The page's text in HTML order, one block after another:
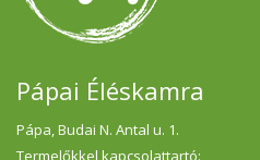
Pápai Éléskamra
Pápa, Budai N. Antal u. 1.
Termelőkkel kapcsolattartó: